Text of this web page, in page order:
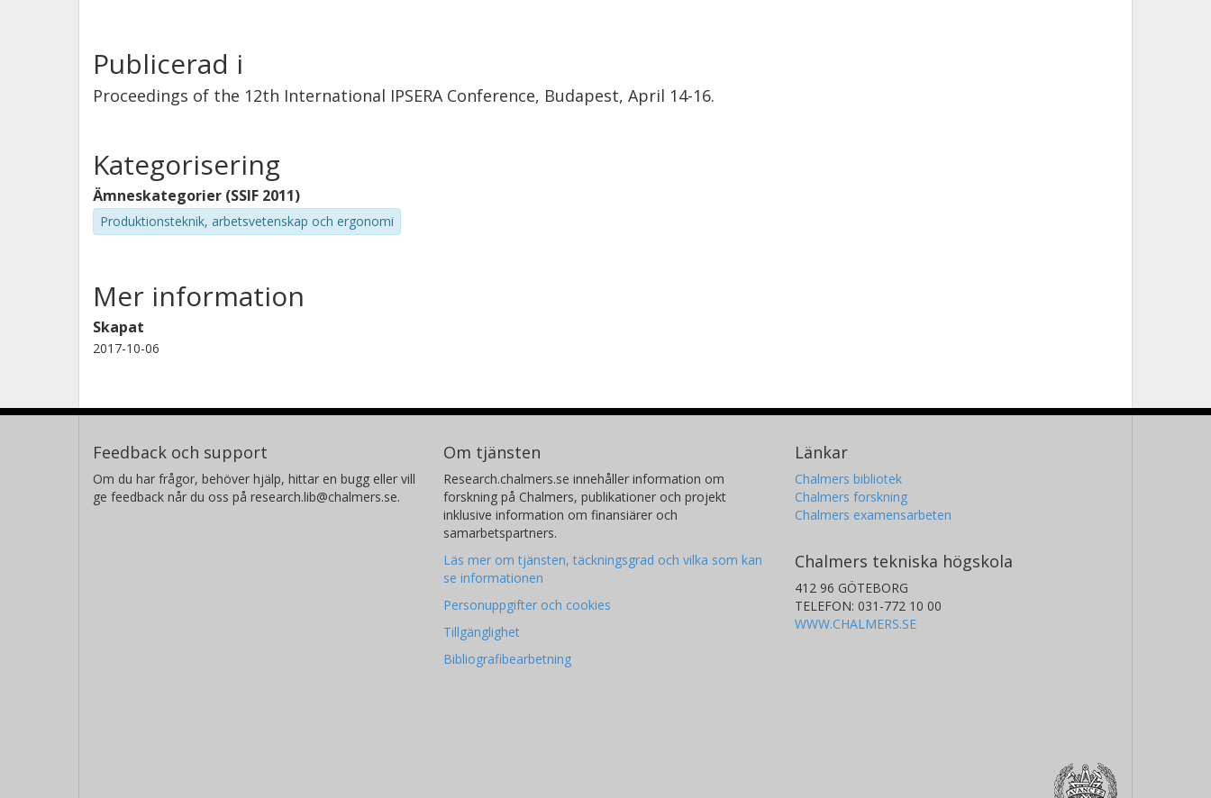
Publicerad i
Proceedings of the 12th International IPSERA Conference, Budapest, April 14-16.
Kategorisering
Ämneskategorier (SSIF 2011)
Produktionsteknik, arbetsvetenskap och ergonomi
Mer information
Skapat
2017-10-06
Feedback och support
Om du har frågor, behöver hjälp, hittar en bugg eller vill
ge feedback når du oss på research.lib@chalmers.se.
Om tjänsten
Research.chalmers.se innehåller information om
forskning på Chalmers, publikationer och projekt
inklusive information om finansiärer och
samarbetspartners.
Läs mer om tjänsten, täckningsgrad och vilka som kan
se informationen
Personuppgifter och cookies
Tillgänglighet
Bibliografibearbetning
Länkar
Chalmers bibliotek
Chalmers forskning
Chalmers examensarbeten
Chalmers tekniska högskola
412 96 GÖTEBORG
TELEFON: 031-772 10 00
WWW.CHALMERS.SE